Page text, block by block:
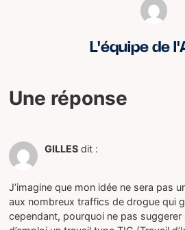
L'équipe de
Une réponse
GILLES dit :
J’imagine que mon idée ne sera pas
aux nombreux traffics de drogue qui
cependant, pourquoi ne pas suggerer